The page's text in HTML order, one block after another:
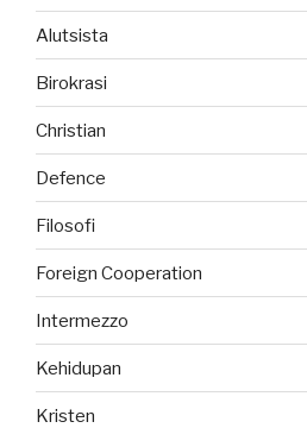
Alutsista
Birokrasi
Christian
Defence
Filosofi
Foreign Cooperation
Intermezzo
Kehidupan
Kristen